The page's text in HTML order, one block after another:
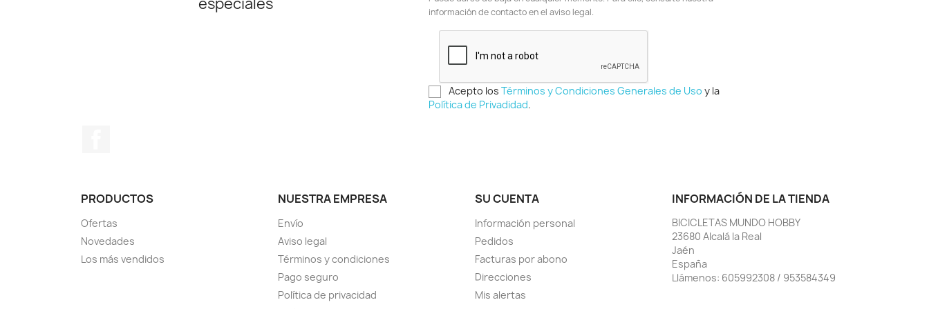
información de contacto en el aviso legal.
Acepto losTérminos y Condiciones Generales de Uso y la
Política de Privadidad.
PRODUCTOS
Ofertas
Novedades
Los más vendidos
NUESTRA EMPRESA
Envío
Aviso legal
Términos y condiciones
Pago seguro
Política de privacidad
SU CUENTA
Información personal
Pedidos
Facturas por abono
Direcciones
Mis alertas
INFORMACIÓN DE LA TIENDA
BICICLETAS MUNDO HOBBY
23680 Alcalá la Real
Jaén
España
Llámenos: 605992308 / 953584349